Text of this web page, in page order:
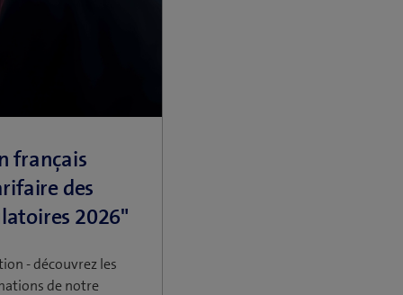
français
des
2026"
- découvrez les
de notre